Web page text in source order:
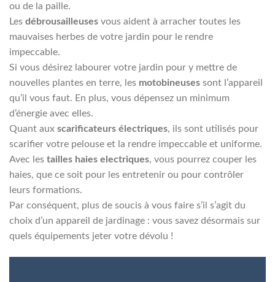
ou de la paille.
Les débrousailleuses vous aident à arracher toutes les
mauvaises herbes de votre jardin pour le rendre
impeccable.
Si vous désirez labourer votre jardin pour y mettre de
nouvelles plantes en terre, les motobineuses sont l’appareil
qu’il vous faut. En plus, vous dépensez un minimum
d’énergie avec elles.
Quant aux scarificateurs électriques, ils sont utilisés pour
scarifier votre pelouse et la rendre impeccable et uniforme.
Avec les tailles haies electriques, vous pourrez couper les
haies, que ce soit pour les entretenir ou pour contrôler
leurs formations.
Par conséquent, plus de soucis à vous faire s’il s’agit du
choix d’un appareil de jardinage : vous savez désormais sur
quels équipements jeter votre dévolu !